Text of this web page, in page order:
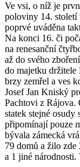
Ve vsi, o níž je
poloviny 14. století
poprvé uváděna
Na konci 16. či
na renesanční
až do svého
do majetku
brzy zemřel a ves
Josef Jan Kniský
Pachtovi z Rájova.
statek stejné osudy
připomínají pouze
bývala zámecká
79 domů a žilo zde
a 1 jiné